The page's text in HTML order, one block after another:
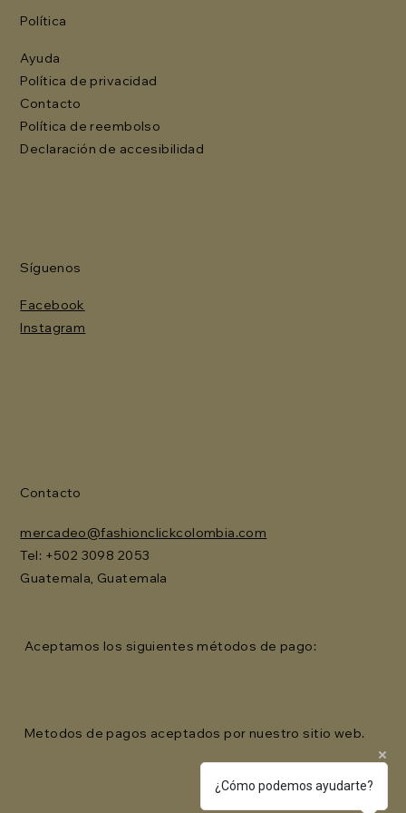
Política
Ayuda
Política de privacidad
Contacto
Política de reembolso
Declaración de accesibilidad
Síguenos
Facebook
Instagram
Contacto
mercadeo@fashionclickcolombia.com
Tel: ‪+502 3098 2053‬
Guatemala, Guatemala
Aceptamos los siguientes métodos de pago:
Metodos de pagos aceptados por nuestro sitio web.
¿Cómo podemos ayudarte?